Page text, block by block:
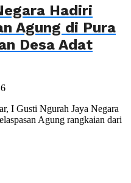
Hadiri
Agung di Pura
Desa Adat
I Gusti Ngurah Jaya Negara
Agung rangkaian dari